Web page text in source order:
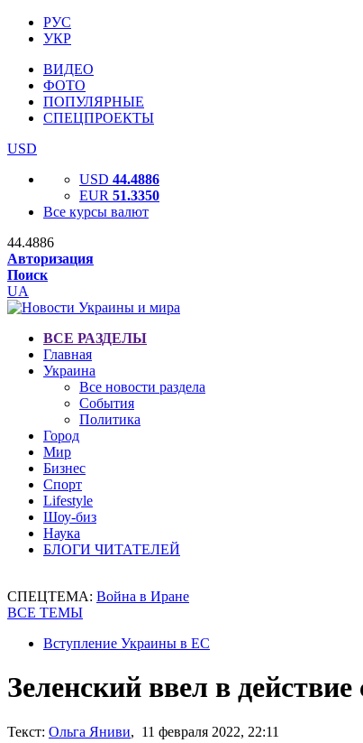
РУС
УКР
ВИДЕО
ФОТО
ПОПУЛЯРНЫЕ
СПЕЦПРОЕКТЫ
USD
USD 44.4886
EUR 51.3350
Все курсы валют
44.4886
Авторизация
Поиск
UA
ВСЕ РАЗДЕЛЫ
Главная
Украина
Все новости раздела
События
Политика
Город
Мир
Бизнес
Спорт
Lifestyle
Шоу-биз
Наука
БЛОГИ ЧИТАТЕЛЕЙ
СПЕЦТЕМА: Война в Иране
ВСЕ ТЕМЫ
Вступление Украины в ЕС
Зеленский ввел в
Текст: Ольга Яниви, 11 февраля 2022, 22:11